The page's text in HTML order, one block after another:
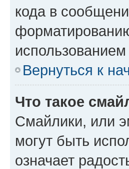
кода в
Вернуться к
Что такое
Смайлики, или
могут быть
означает